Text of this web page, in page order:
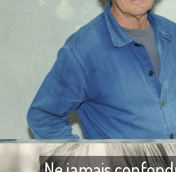
Adieu Brigitte Bardot J’ai reçu
de nombreux messages me
demandant pourquoi je n’avais
rien écrit sur Brigitte Bardot.
Je n’ai